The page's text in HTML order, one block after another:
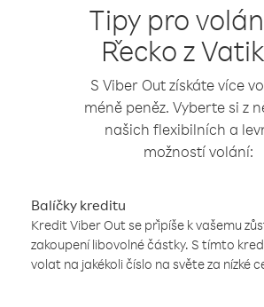
Tipy pro
Řecko z
S Viber Out získáte více
méně peněz. Vyberte si z
našich flexibilních a
možností volání:
Balíčky kreditu
Kredit Viber Out se připíše k vašemu
zakoupení libovolné částky. S tímto
volat na jakékoli číslo na světe za nízké